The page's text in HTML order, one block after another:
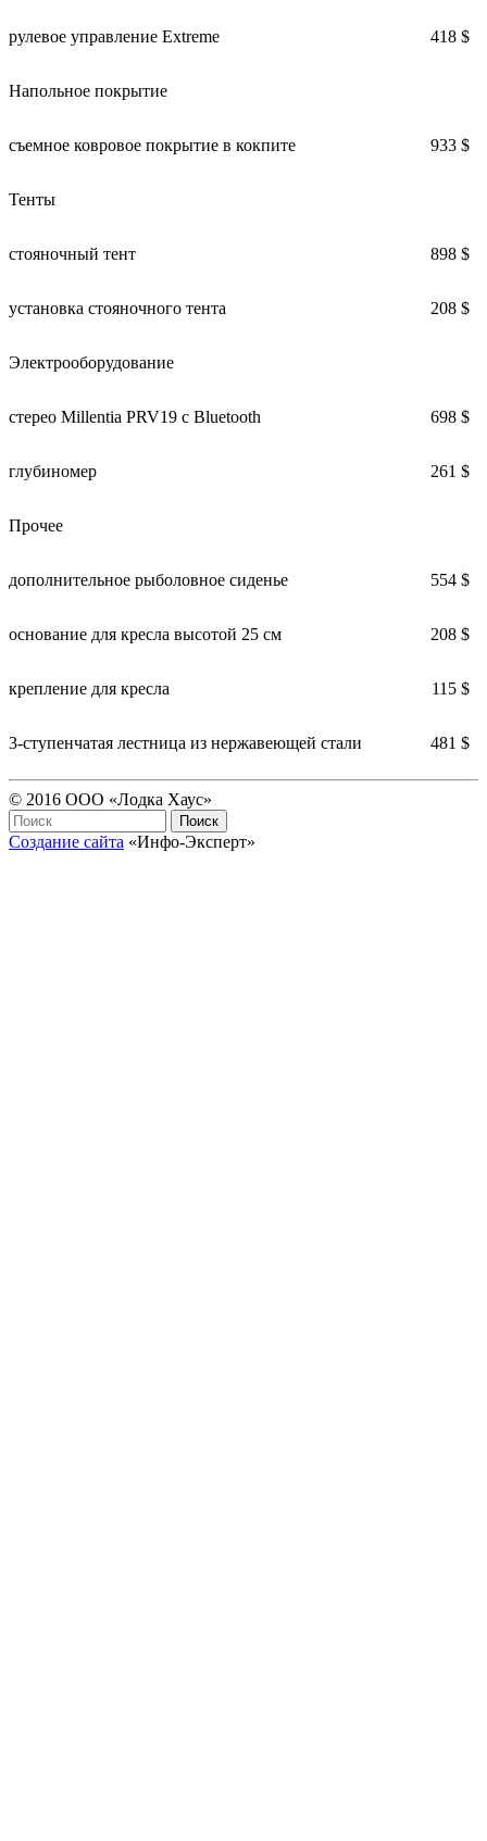
рулевое управление Extreme 418 $
Напольное покрытие
съемное ковровое покрытие в кокпите 933 $
Тенты
стояночный тент 898 $
установка стояночного тента 208 $
Электрооборудование
стерео Millentia PRV19 с Bluetooth 698 $
глубиномер 261 $
Прочее
дополнительное рыболовное сиденье 554 $
основание для кресла высотой 25 см 208 $
крепление для кресла 115 $
3-ступенчатая лестница из нержавеющей стали 481 $
© 2016 ООО «Лодка Хаус»
Создание сайта «Инфо-Эксперт»